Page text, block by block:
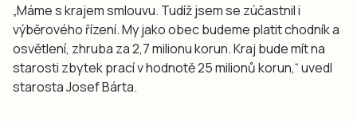
„Máme s krajem smlouvu. Tudíž jsem se zúčastnil i
výběrového řízení. My jako obec budeme platit chodník a
osvětlení, zhruba za 2,7 milionu korun. Kraj bude mít na
starosti zbytek prací v hodnotě 25 milionů korun,“ uvedl
starosta Josef Bárta.